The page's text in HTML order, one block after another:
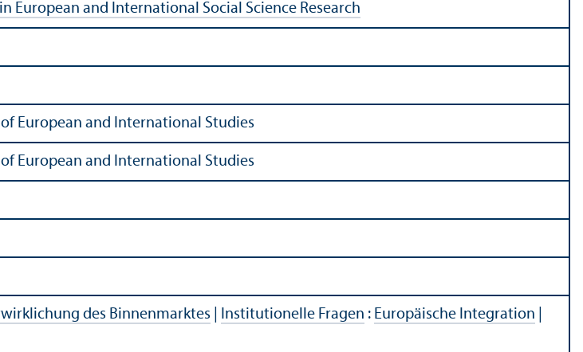
European and International Social Science Research
European and International Studies
European and International Studies
des Binnenmarktes Institutionelle Fragen : Europäische Integration